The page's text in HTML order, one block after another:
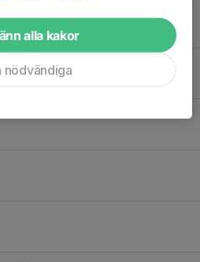
föräldramötet (2026-04-22)
alla kakor
nödvändiga